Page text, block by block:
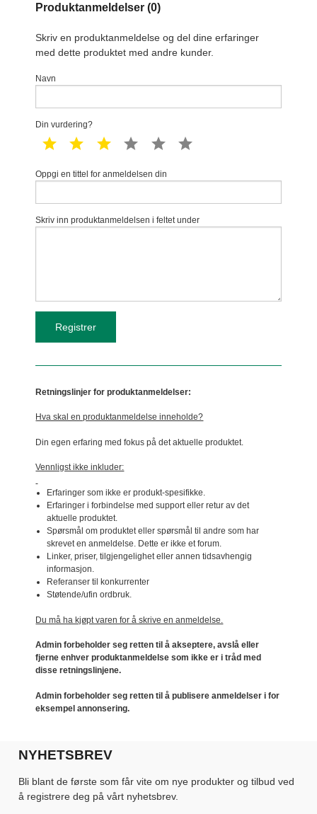
Produktanmeldelser (0)
Skriv en produktanmeldelse og del dine erfaringer
med dette produktet med andre kunder.
Navn
Din vurdering?
1 star 2 star 3 star 4 star 5 star
Oppgi en tittel for anmeldelsen din
Skriv inn produktanmeldelsen i feltet under
Retningslinjer for produktanmeldelser:
Hva skal en produktanmeldelse inneholde?
Din egen erfaring med fokus på det aktuelle produktet.
Vennligst ikke inkluder:
Erfaringer som ikke er produkt-spesifikke.
Erfaringer i forbindelse med support eller retur av det
aktuelle produktet.
Spørsmål om produktet eller spørsmål til andre som har
skrevet en anmeldelse. Dette er ikke et forum.
Linker, priser, tilgjengelighet eller annen tidsavhengig
informasjon.
Referanser til konkurrenter
Støtende/ufin ordbruk.
Du må ha kjøpt varen for å skrive en anmeldelse.
Admin forbeholder seg retten til å akseptere, avslå eller
fjerne enhver produktanmeldelse som ikke er i tråd med
disse retningslinjene.
Admin forbeholder seg retten til å publisere anmeldelser i for
eksempel annonsering.
NYHETSBREV
Bli blant de første som får vite om nye produkter og tilbud ved
å registrere deg på vårt nyhetsbrev.